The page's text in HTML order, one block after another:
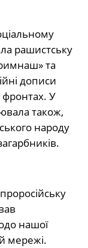
рашистську
та
дописи
фронтах. У
також,
народу
нашої
мережі.